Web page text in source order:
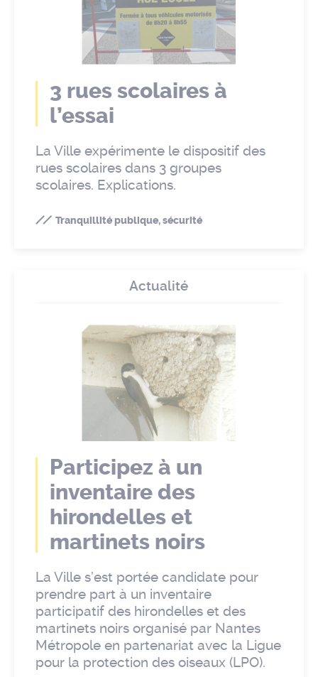
3 rues scolaires à
l’essai
La Ville expérimente le dispositif des
rues scolaires dans 3 groupes
scolaires. Explications.
Tranquillité publique, sécurité
Participez à un
inventaire des
hirondelles et
martinets noirs
La Ville s’est portée candidate pour
prendre part à un inventaire
participatif des hirondelles et des
martinets noirs organisé par Nantes
Métropole en partenariat avec la Ligue
pour la protection des oiseaux (LPO).
Actualité